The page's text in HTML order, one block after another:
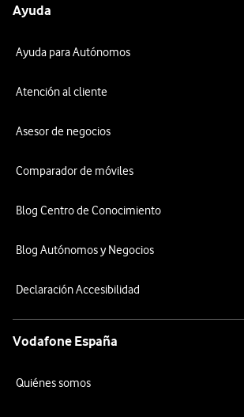
Ayuda
Ayuda para Autónomos
Atención al cliente
Asesor de negocios
Comparador de móviles
Blog Centro de Conocimiento
Blog Autónomos y Negocios
Declaración Accesibilidad
Vodafone España
Quiénes somos